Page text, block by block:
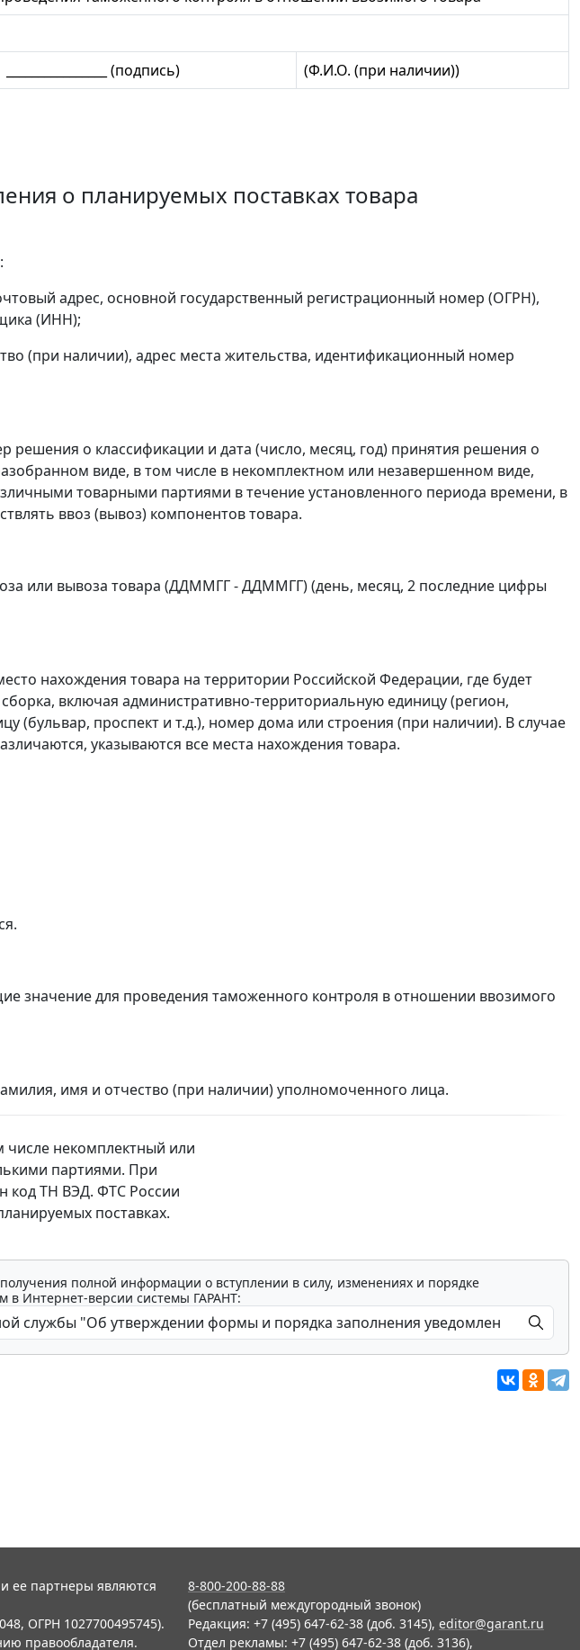
________________ (подпись) (Ф.И.О. (при наличии))
о планируемых поставках товара
адрес, основной государственный регистрационный номер (ОГРН),
(ИНН);
(при наличии), адрес места жительства, идентификационный номер
решения о классификации и дата (число, месяц, год) принятия решения о
виде, в том числе в некомплектном или незавершенном виде,
товарными партиями в течение установленного периода времени, в
ввоз (вывоз) компонентов товара.
или вывоза товара (ДДММГГ - ДДММГГ) (день, месяц, 2 последние цифры
нахождения товара на территории Российской Федерации, где будет
включая административно-территориальную единицу (регион,
(бульвар, проспект и т.д.), номер дома или строения (при наличии). В случае
указываются все места нахождения товара.
значение для проведения таможенного контроля в отношении ввозимого
имя и отчество (при наличии) уполномоченного лица.
некомплектный или
партиями. При
код ТН ВЭД. ФТС России
поставках.
полной информации о вступлении в силу, изменениях и порядке
в Интернет-версии системы ГАРАНТ:
ее партнеры являются
ОГРН 1027700495745).
правообладателя.
8-800-200-88-88
(бесплатный междугородный звонок)
Редакция: +7 (495) 647-62-38 (доб. 3145), editor@garant.ru
Отдел рекламы: +7 (495) 647-62-38 (доб. 3136),